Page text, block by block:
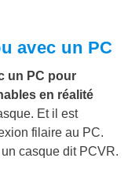
avec un PC
un PC pour
en réalité
Et il est
filaire au PC.
casque dit PCVR.